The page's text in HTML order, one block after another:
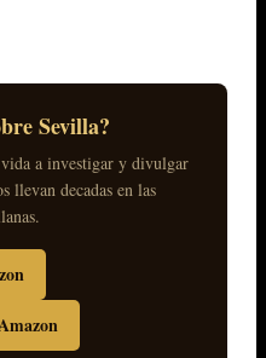
Sevilla?
a investigar y divulgar
llevan decadas en las